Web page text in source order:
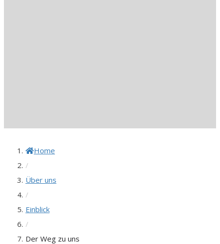
Home
/
Über uns
/
Einblick
/
Der Weg zu uns